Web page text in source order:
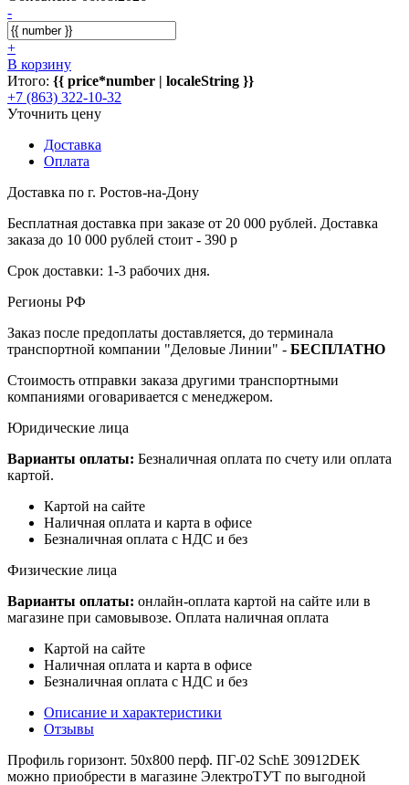
-
+
В корзину
Итого: {{ price*number | localeString }}
+7 (863) 322-10-32
Уточнить цену
Доставка
Оплата
Доставка по г. Ростов-на-Дону
Бесплатная доставка при заказе от 20 000 рублей. Доставка
заказа до 10 000 рублей стоит - 390 р
Срок доставки: 1-3 рабочих дня.
Регионы РФ
Заказ после предоплаты доставляется, до терминала
транспортной компании "Деловые Линии" - БЕСПЛАТНО
Стоимость отправки заказа другими транспортными
компаниями оговаривается с менеджером.
Юридические лица
Варианты оплаты: Безналичная оплата по счету или оплата
картой.
Картой на сайте
Наличная оплата и карта в офисе
Безналичная оплата с НДС и без
Физические лица
Варианты оплаты: онлайн-оплата картой на сайте или в
магазине при самовывозе. Оплата наличная оплата
Картой на сайте
Наличная оплата и карта в офисе
Безналичная оплата с НДС и без
Описание и характеристики
Отзывы
Профиль горизонт. 50х800 перф. ПГ-02 SchE 30912DEK
можно приобрести в магазине ЭлектроТУТ по выгодной